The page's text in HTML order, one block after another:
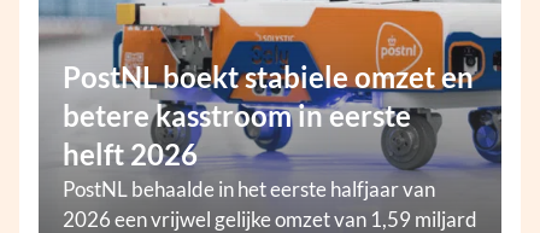
PostNL boekt stabiele omzet en
betere kasstroom in eerste
helft 2026
PostNL behaalde in het eerste halfjaar van
2026 een vrijwel gelijke omzet van 1,59 miljard